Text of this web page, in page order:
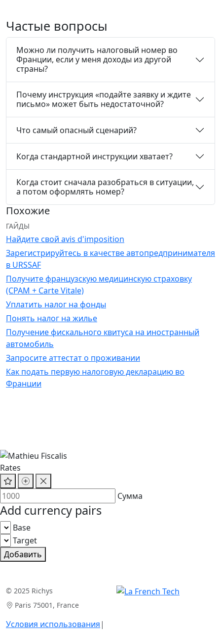
Частые вопросы
Можно ли получить налоговый номер во
Франции, если у меня доходы из другой
страны?
Почему инструкция «подайте заявку и ждите
письмо» может быть недостаточной?
Что самый опасный сценарий?
Когда стандартной инструкции хватает?
Когда стоит сначала разобраться в ситуации,
а потом оформлять номер?
Похожие
ГАЙДЫ
Найдите свой avis d'imposition
Зарегистрируйтесь в качестве автопредпринимателя
в URSSAF
Получите французскую медицинскую страховку
(CPAM + Carte Vitale)
Уплатить налог на фонды
Понять налог на жилье
Получение фискального квитуса на иностранный
автомобиль
Запросите аттестат о проживании
Как подать первую налоговую декларацию во
Франции
Rates
Сумма
Add currency pairs
Base
Target
Добавить
© 2025 Richys
Paris 75001, France
Условия использования|